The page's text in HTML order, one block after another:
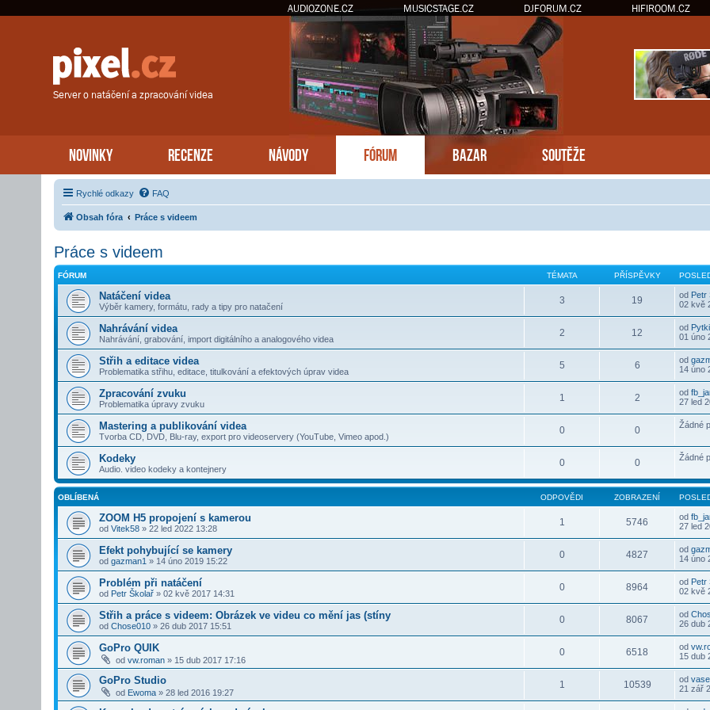
AUDIOZONE.CZ MUSICSTAGE.CZ DJFORUM.CZ HIFIROOM.CZ
Server o natáčení a zpracování videa
NOVINKY RECENZE NÁVODY FÓRUM BAZAR SOUTĚŽE
Rychlé odkazy FAQ
Obsah fóra Práce s videem
Práce s videem
FÓRUM TÉMATA PŘÍSPĚVKY
Natáčení videa
Výběr kamery, formátu, rady a tipy pro natačení
3 19 od Petr
02 kvě
Nahrávání videa
Nahrávání, grabování, import digitálního a analogového videa
2 12 od
01 úno
Střih a editace videa
Problematika střihu, editace, titulkování a efektových úprav videa
5 6 od
14 úno
Zpracování zvuku
Problematika úpravy zvuku
1 2 od
27 led
Mastering a publikování videa
Tvorba CD, DVD, Blu-ray, export pro videoservery (YouTube, Vimeo apod.)
0 0 Žádné
Kodeky
Audio. video kodeky a kontejnery
0 0 Žádné
OBLÍBENÁ ODPOVĚDI ZOBRAZENÍ
ZOOM H5 propojení s kamerou
od Vitek58 » 22 led 2022 13:28
1 5746 od
27 led
Efekt pohybující se kamery
od gazman1 » 14 úno 2019 15:22
0 4827 od
14 úno
Problém při natáčení
od Petr Školař » 02 kvě 2017 14:31
0 8964 od Petr
02 kvě
Střih a práce s videem: Obrázek ve videu co mění jas (stíny
od Chose010 » 26 dub 2017 15:51
0 8067 od
26 dub
GoPro QUIK
od vw.roman » 15 dub 2017 17:16
0 6518 od
15 dub
GoPro Studio
od Ewoma » 28 led 2016 19:27
1 10539 od
21 zář